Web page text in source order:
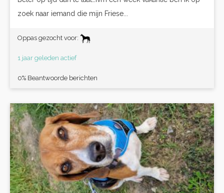
zoek naar iemand die mijn Friese...
Oppas gezocht voor:
1 jaar geleden actief
0% Beantwoorde berichten